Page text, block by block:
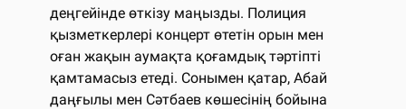
деңгейінде өткізу маңызды. Полиция
қызметкерлері концерт өтетін орын мен
оған жақын аумақта қоғамдық тәртіпті
қамтамасыз етеді. Сонымен қатар, Абай
даңғылы мен Сәтбаев көшесінің бойына